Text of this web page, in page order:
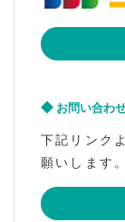
お問い合わ
下記リンク
願いします。